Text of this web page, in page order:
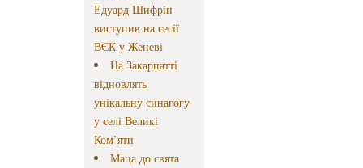
Едуард Шифрін
виступив на сесії
ВЄК у Женеві
На Закарпатті
відновлять
унікальну синагогу
у селі Великі
Ком’яти
Маца до свята